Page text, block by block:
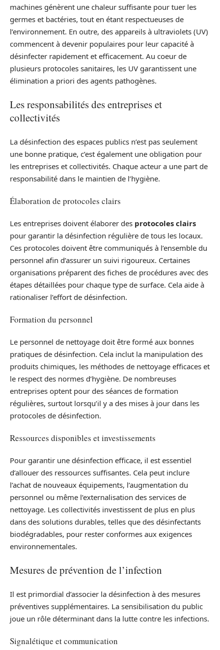
machines génèrent une chaleur suffisante pour tuer les
germes et bactéries, tout en étant respectueuses de
l’environnement. En outre, des appareils à ultraviolets (UV)
commencent à devenir populaires pour leur capacité à
désinfecter rapidement et efficacement. Au coeur de
plusieurs protocoles sanitaires, les UV garantissent une
élimination a priori des agents pathogènes.
Les responsabilités des entreprises et
collectivités
La désinfection des espaces publics n’est pas seulement
une bonne pratique, c’est également une obligation pour
les entreprises et collectivités. Chaque acteur a une part de
responsabilité dans le maintien de l’hygiène.
Élaboration de protocoles clairs
Les entreprises doivent élaborer des protocoles clairs
pour garantir la désinfection régulière de tous les locaux.
Ces protocoles doivent être communiqués à l’ensemble du
personnel afin d’assurer un suivi rigoureux. Certaines
organisations préparent des fiches de procédures avec des
étapes détaillées pour chaque type de surface. Cela aide à
rationaliser l’effort de désinfection.
Formation du personnel
Le personnel de nettoyage doit être formé aux bonnes
pratiques de désinfection. Cela inclut la manipulation des
produits chimiques, les méthodes de nettoyage efficaces et
le respect des normes d’hygiène. De nombreuses
entreprises optent pour des séances de formation
régulières, surtout lorsqu’il y a des mises à jour dans les
protocoles de désinfection.
Ressources disponibles et investissements
Pour garantir une désinfection efficace, il est essentiel
d’allouer des ressources suffisantes. Cela peut inclure
l’achat de nouveaux équipements, l’augmentation du
personnel ou même l’externalisation des services de
nettoyage. Les collectivités investissent de plus en plus
dans des solutions durables, telles que des désinfectants
biodégradables, pour rester conformes aux exigences
environnementales.
Mesures de prévention de l’infection
Il est primordial d’associer la désinfection à des mesures
préventives supplémentaires. La sensibilisation du public
joue un rôle déterminant dans la lutte contre les infections.
Signalétique et communication